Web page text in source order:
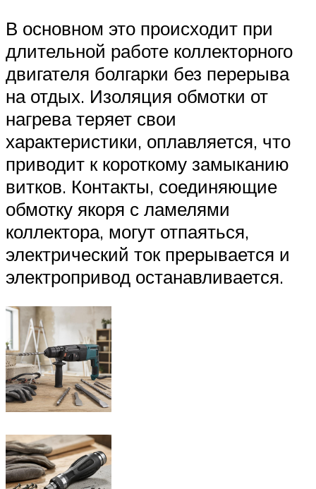
В основном это происходит при
длительной работе коллекторного
двигателя болгарки без перерыва
на отдых. Изоляция обмотки от
нагрева теряет свои
характеристики, оплавляется, что
приводит к короткому замыканию
витков. Контакты, соединяющие
обмотку якоря с ламелями
коллектора, могут отпаяться,
электрический ток прерывается и
электропривод останавливается.